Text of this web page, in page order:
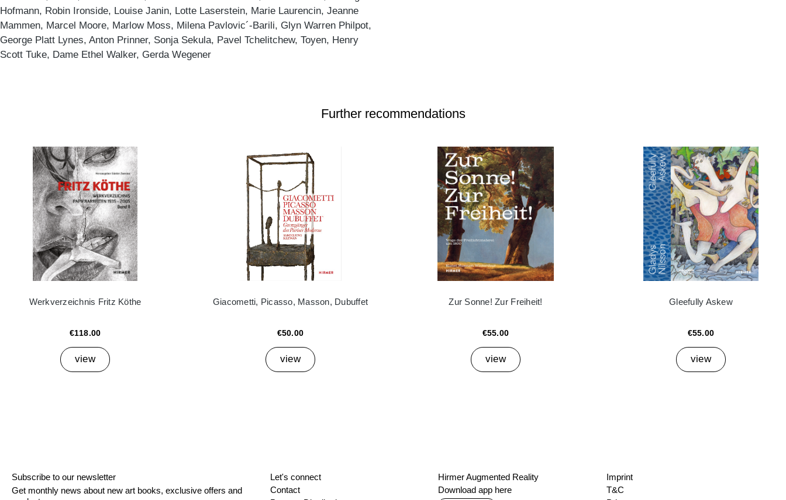
Hofmann, Robin Ironside, Louise Janin, Lotte Laserstein, Marie Laurencin, Jeanne
Mammen, Marcel Moore, Marlow Moss, Milena Pavlovic´-Barili, Glyn Warren Philpot,
George Platt Lynes, Anton Prinner, Sonja Sekula, Pavel Tchelitchew, Toyen, Henry
Scott Tuke, Dame Ethel Walker, Gerda Wegener
Further recommendations
Werkverzeichnis Fritz Köthe
€118.00
view
Giacometti, Picasso, Masson, Dubuffet
€50.00
view
Zur Sonne! Zur Freiheit!
€55.00
view
Gleefully Askew
€55.00
view
Subscribe to our newsletter
Get monthly news about new art books, exclusive offers and
Let's connect
Contact
Hirmer Augmented Reality
Download app here
Imprint
T&C